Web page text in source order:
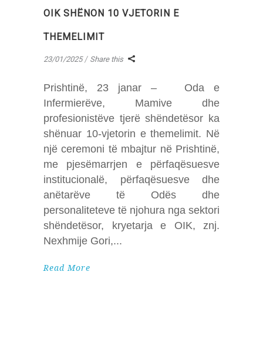
OIK SHËNON 10 VJETORIN E
THEMELIMIT
23/01/2025 Share this
Prishtinë, 23 janar – Oda e
Infermierëve, Mamive dhe
profesionistëve tjerë shëndetësor ka
shënuar 10-vjetorin e themelimit. Në
një ceremoni të mbajtur në Prishtinë,
me pjesëmarrjen e përfaqësuesve
institucionalë, përfaqësuesve dhe
anëtarëve të Odës dhe
personaliteteve të njohura nga sektori
shëndetësor, kryetarja e OIK, znj.
Nexhmije Gori,
Read More